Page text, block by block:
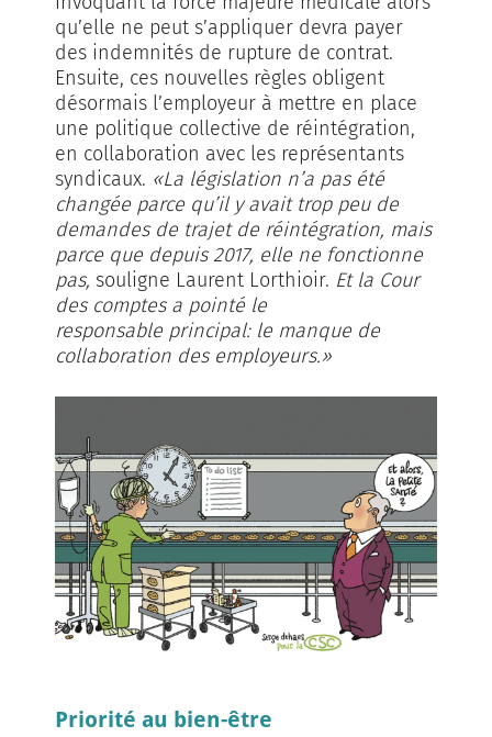
qu’elle ne peut s’appliquer devra payer
des indemnités de rupture de contrat.
Ensuite, ces nouvelles règles obligent
désormais l’employeur à mettre en place
une politique collective de réintégration,
en collaboration avec les représentants
syndicaux. «La législation n’a pas été
changée parce qu’il y avait trop peu de
demandes de trajet de réintégration, mais
parce que depuis 2017, elle ne fonctionne
pas, souligne Laurent Lorthioir. Et la Cour
des comptes a pointé le
responsable principal: le manque de
collaboration des employeurs.»
Priorité au bien-être